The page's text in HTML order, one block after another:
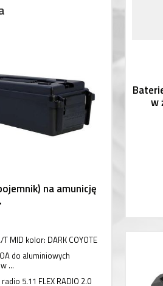
w
na amunicję
MID kolor: DARK COYOTE
do aluminiowych
...
5.11 FLEX RADIO 2.0